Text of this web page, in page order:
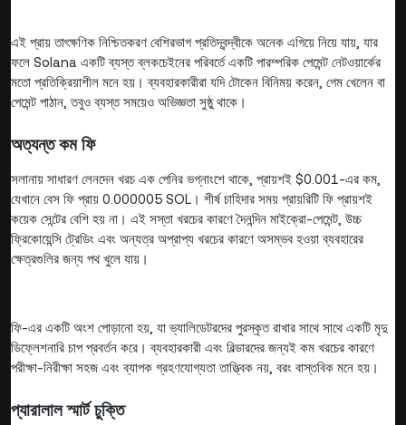
এই প্রায় তাৎক্ষণিক নিশ্চিতকরণ বেশিরভাগ প্রতিদ্বন্দ্বীকে অনেক এগিয়ে নিয়ে যায়, যার
ফলে Solana একটি ব্যস্ত ব্লকচেইনের পরিবর্তে একটি পারম্পরিক পেমেন্ট নেটওয়ার্কের
মতো প্রতিক্রিয়াশীল মনে হয়। ব্যবহারকারীরা যদি টোকেন বিনিময় করেন, গেম খেলেন বা
পেমেন্ট পাঠান, তবুও ব্যস্ত সময়েও অভিজ্ঞতা সুষ্ঠু থাকে।
অত্যন্ত কম ফি
সলানায় সাধারণ লেনদেন খরচ এক পেনির ভগ্নাংশে থাকে, প্রায়শই $0.001-এর কম,
যেখানে বেস ফি প্রায় 0.000005 SOL। শীর্ষ চাহিদার সময় প্রায়রিটি ফি প্রায়শই
কয়েক সেন্টের বেশি হয় না। এই সস্তা খরচের কারণে দৈনন্দিন মাইক্রো-পেমেন্ট, উচ্চ
ফ্রিকোয়েন্সি ট্রেডিং এবং অন্যত্র অপ্রাপ্য খরচের কারণে অসম্ভব হওয়া ব্যবহারের
ক্ষেত্রগুলির জন্য পথ খুলে যায়।
ফি-এর একটি অংশ পোড়ানো হয়, যা ভ্যালিডেটরদের পুরস্কৃত রাখার সাথে সাথে একটি মৃদু
ডিফ্লেশনারি চাপ প্রবর্তন করে। ব্যবহারকারী এবং বিল্ডারদের জন্যই কম খরচের কারণে
পরীক্ষা-নিরীক্ষা সহজ এবং ব্যাপক গ্রহণযোগ্যতা তাত্ত্বিক নয়, বরং বাস্তবিক মনে হয়।
প্যারালাল স্মার্ট চুক্তি